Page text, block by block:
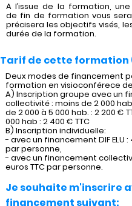
A l’issue de la formation,
de fin de formation vous sera
précisera les objectifs visés,
durée de la formation.
Tarif de cette formation
Deux modes de financement
formation en visioconférece
A) Inscription groupe avec un
collectivité : moins de 2 000 hab.
de 2 000 à 5 000 hab. : 2 200 €
000 hab : 2 400 € TTC
B) Inscription individuelle:
- avec un financement DIF ELU :
par personne,
- avec un financement
euros TTC par personne.
Je souhaite m'inscrire
financement suivant: